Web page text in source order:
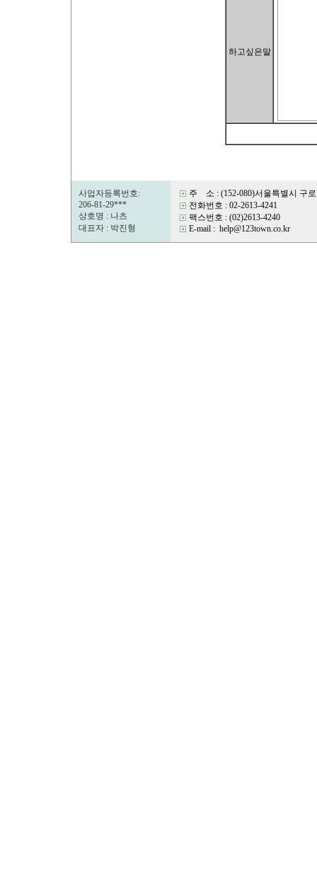
하고싶은말
사업자등록번호:
206-81-29***
상호명 : 나츠
대표자 : 박진형
주 소 : (152-080)서울특별시 구
전화번호 : 02-2613-4241
팩스번호 : (02)2613-4240
E-mail : help@123town.co.kr